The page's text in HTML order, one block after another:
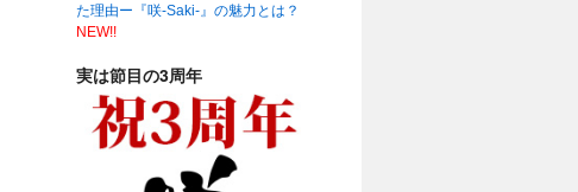
た理由ー『咲-Saki-』の魅力とは？
NEW!!
実は節目の3周年